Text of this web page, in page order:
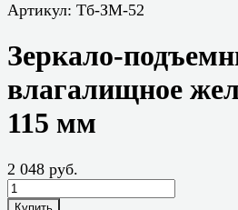
Артикул: Тб-ЗМ-52
Зеркало-
влагалищное
115 мм
2 048 руб.